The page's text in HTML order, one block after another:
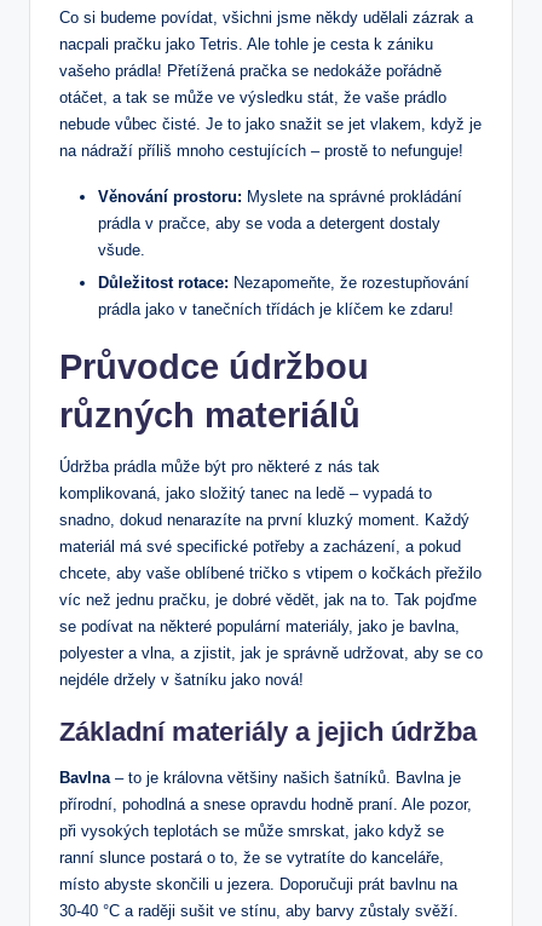
Co si budeme povídat, všichni jsme někdy udělali zázrak a
nacpali pračku jako Tetris. Ale tohle je cesta k zániku
vašeho prádla! Přetížená pračka se nedokáže pořádně
otáčet, a tak se může ve výsledku stát, že vaše prádlo
nebude vůbec čisté. Je to jako snažit se jet vlakem, když je
na nádraží příliš mnoho cestujících – prostě to nefunguje!
Věnování prostoru: Myslete na správné prokládání
prádla v pračce, aby se voda a detergent dostaly
všude.
Důležitost rotace: Nezapomeňte, že rozestupňování
prádla jako v tanečních třídách je klíčem ke zdaru!
Průvodce údržbou
různých materiálů
Údržba prádla může být pro některé z nás tak
komplikovaná, jako složitý tanec na ledě – vypadá to
snadno, dokud nenarazíte na první kluzký moment. Každý
materiál má své specifické potřeby a zacházení, a pokud
chcete, aby vaše oblíbené tričko s vtipem o kočkách přežilo
víc než jednu pračku, je dobré vědět, jak na to. Tak pojďme
se podívat na některé populární materiály, jako je bavlna,
polyester a vlna, a zjistit, jak je správně udržovat, aby se co
nejdéle držely v šatníku jako nová!
Základní materiály a jejich údržba
Bavlna– to je královna většiny našich šatníků. Bavlna je
přírodní, pohodlná a snese opravdu hodně praní. Ale pozor,
při vysokých teplotách se může smrskat, jako když se
ranní slunce postará o to, že se vytratíte do kanceláře,
místo abyste skončili u jezera. Doporučuji prát bavlnu na
30-40 °C a raději sušit ve stínu, aby barvy zůstaly svěží.